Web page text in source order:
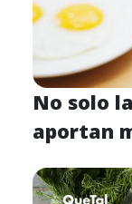
No solo
aportan